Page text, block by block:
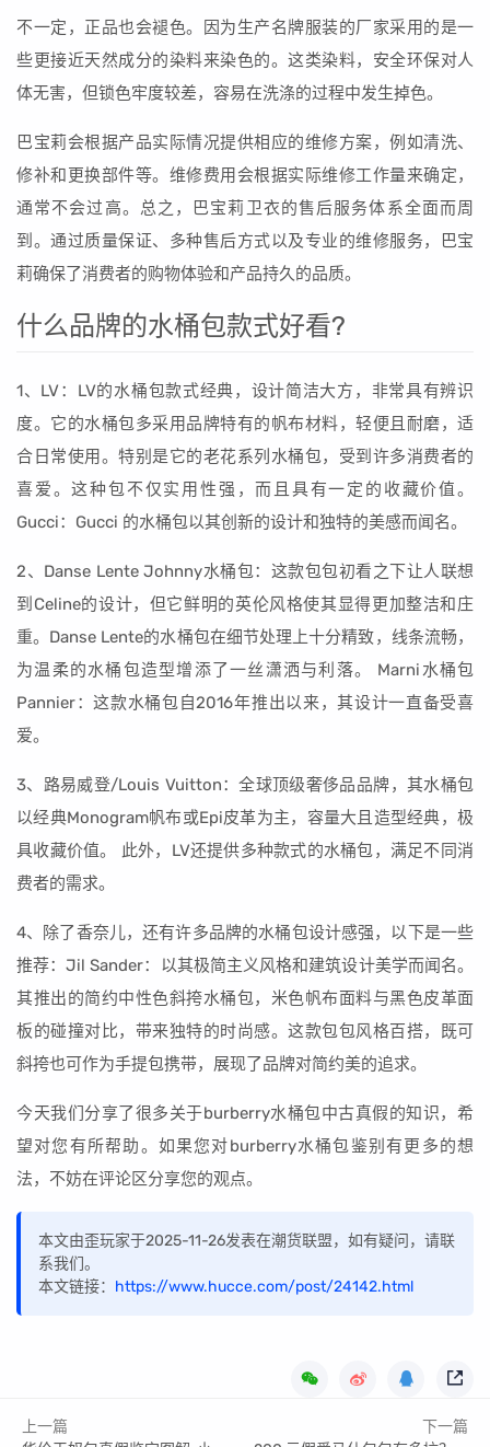
不一定，正品也会褪色。因为生产名牌服装的厂家采用的是一
些更接近天然成分的染料来染色的。这类染料，安全环保对人
体无害，但锁色牢度较差，容易在洗涤的过程中发生掉色。
巴宝莉会根据产品实际情况提供相应的维修方案，例如清洗、
修补和更换部件等。维修费用会根据实际维修工作量来确定，
通常不会过高。总之，巴宝莉卫衣的售后服务体系全面而周
到。通过质量保证、多种售后方式以及专业的维修服务，巴宝
莉确保了消费者的购物体验和产品持久的品质。
什么品牌的水桶包款式好看?
1、LV：LV的水桶包款式经典，设计简洁大方，非常具有辨识
度。它的水桶包多采用品牌特有的帆布材料，轻便且耐磨，适
合日常使用。特别是它的老花系列水桶包，受到许多消费者的
喜爱。这种包不仅实用性强，而且具有一定的收藏价值。
Gucci：Gucci 的水桶包以其创新的设计和独特的美感而闻名。
2、Danse Lente Johnny水桶包：这款包包初看之下让人联想
到Celine的设计，但它鲜明的英伦风格使其显得更加整洁和庄
重。Danse Lente的水桶包在细节处理上十分精致，线条流畅，
为温柔的水桶包造型增添了一丝潇洒与利落。 Marni水桶包
Pannier：这款水桶包自2016年推出以来，其设计一直备受喜
爱。
3、路易威登/Louis Vuitton：全球顶级奢侈品品牌，其水桶包
以经典Monogram帆布或Epi皮革为主，容量大且造型经典，极
具收藏价值。 此外，LV还提供多种款式的水桶包，满足不同消
费者的需求。
4、除了香奈儿，还有许多品牌的水桶包设计感强，以下是一些
推荐：Jil Sander：以其极简主义风格和建筑设计美学而闻名。
其推出的简约中性色斜挎水桶包，米色帆布面料与黑色皮革面
板的碰撞对比，带来独特的时尚感。这款包包风格百搭，既可
斜挎也可作为手提包携带，展现了品牌对简约美的追求。
今天我们分享了很多关于burberry水桶包中古真假的知识，希
望对您有所帮助。如果您对burberry水桶包鉴别有更多的想
法，不妨在评论区分享您的观点。
本文由歪玩家于2025-11-26发表在潮货联盟，如有疑问，请联
系我们。
本文链接： https://www.hucce.com/post/24142.html
上一篇
下一篇